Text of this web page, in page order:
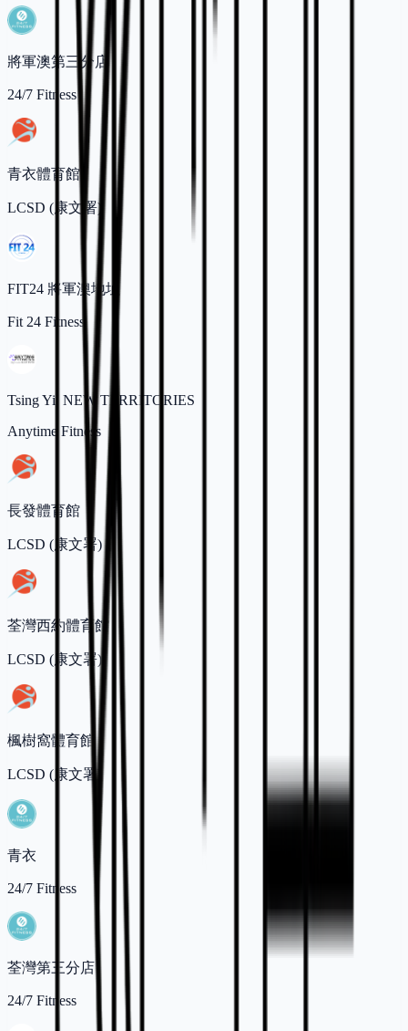
將軍澳第三分店
24/7 Fitness
青衣體育館
LCSD (康文署)
FIT24 將軍澳地址
Fit 24 Fitness
Tsing Yi, NEW TERRITORIES
Anytime Fitness
長發體育館
LCSD (康文署)
荃灣西約體育館
LCSD (康文署)
楓樹窩體育館
LCSD (康文署)
青衣
24/7 Fitness
荃灣第三分店
24/7 Fitness